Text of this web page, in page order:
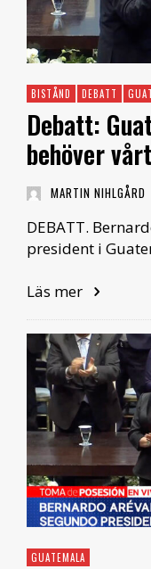
BISTÅND DEBATT
Debatt:
behöver
MARTIN NIHLGÅRD
DEBATT.
president i
Läs mer
GUATEMALA